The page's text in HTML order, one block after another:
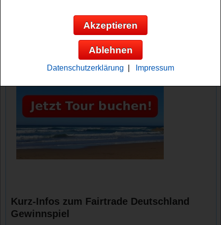
Kurz-Infos zum Fairtrade Deutschland
Gewinnspiel
Akzeptieren
Ablehnen
Datenschutzerklärung Impressum